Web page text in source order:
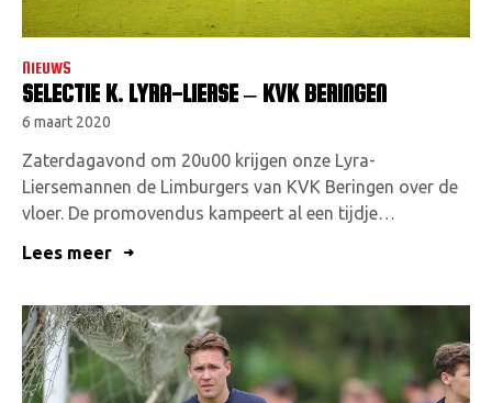
NIEUWS
SELECTIE K. LYRA-LIERSE – KVK BERINGEN
6 maart 2020
Zaterdagavond om 20u00 krijgen onze Lyra-
Liersemannen de Limburgers van KVK Beringen over de
vloer. De promovendus kampeert al een tijdje…
Lees meer